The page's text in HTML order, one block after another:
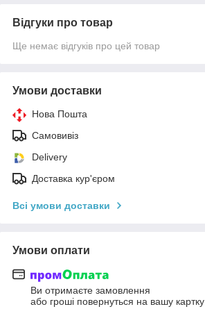
Відгуки про товар
Ще немає відгуків про цей товар
Умови доставки
Нова Пошта
Самовивіз
Delivery
Доставка кур'єром
Всі умови доставки
Умови оплати
Ви отримаєте замовлення
або гроші повернуться на вашу картку